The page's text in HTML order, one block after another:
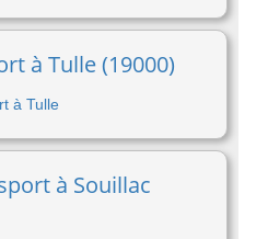
à Tulle (19000)
à Tulle
à Souillac